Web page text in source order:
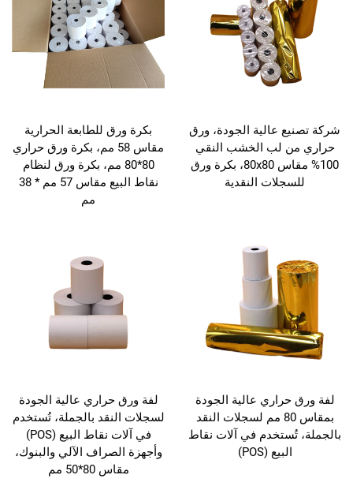
شركة تصنيع عالية الجودة، ورق
حراري من لب الخشب النقي
100% مقاس 80x80، بكرة ورق
للسجلات النقدية
بكرة ورق للطابعة الحرارية
مقاس 58 مم، بكرة ورق حراري
80*80 مم، بكرة ورق لنظام
نقاط البيع مقاس 57 مم * 38
مم
لفة ورق حراري عالية الجودة
بمقاس 80 مم لسجلات النقد
بالجملة، تُستخدم في آلات نقاط
البيع (POS)
لفة ورق حراري عالية الجودة
لسجلات النقد بالجملة، تُستخدم
في آلات نقاط البيع (POS)
وأجهزة الصراف الآلي والبنوك،
مقاس 80*50 مم